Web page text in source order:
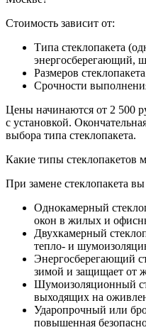
Стоимость зависит от:
Типа стеклопакета
энергосберегающий,
Размеров
Срочности
Цены начинаются от 2 500
с установкой.
выбора типа стеклопакета.
Какие типы стеклопакетов
При замене стеклопакета
Однокамерный
окон в жилых и
Двухкамерный
тепло- и
Энергосберегающий
зимой и защищает от
Шумоизоляционный
выходящих на
Ударопрочный или
повышенная